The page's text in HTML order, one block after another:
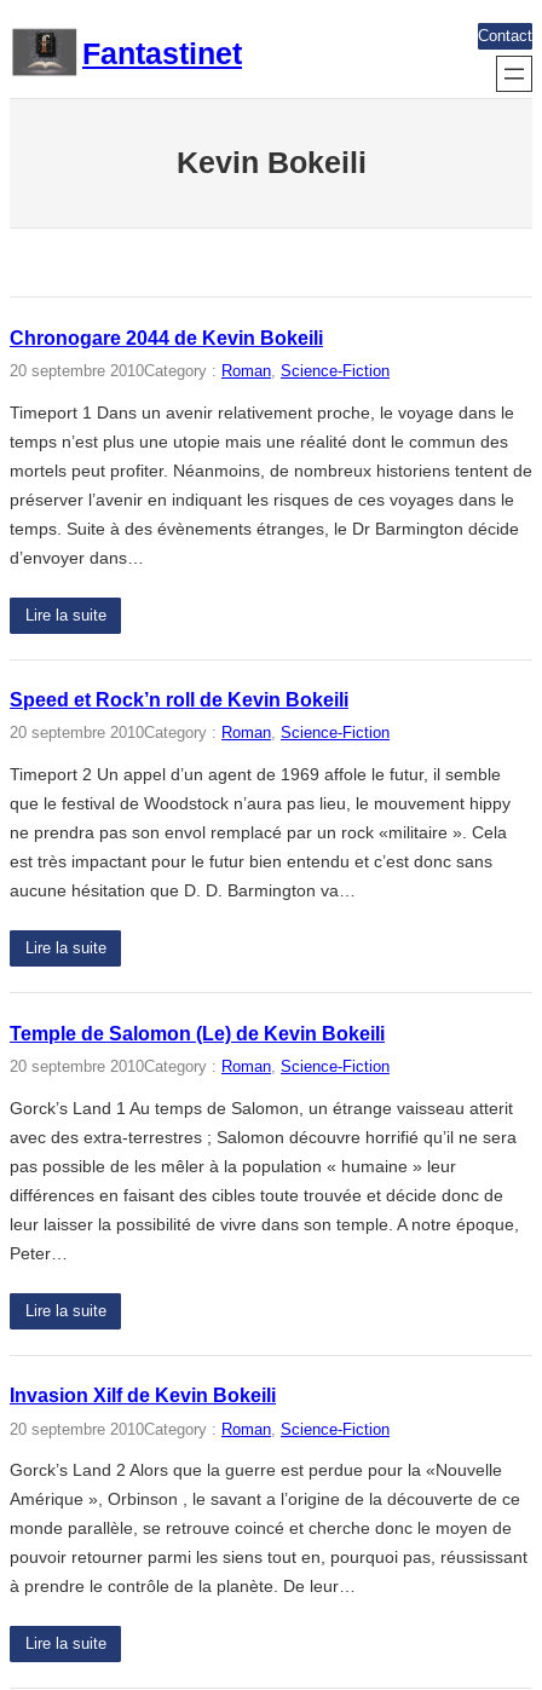
contenu
Fantastinet
Contact
Kevin Bokeili
Chronogare 2044 de Kevin Bokeili
20 septembre 2010Category : Roman, Science-Fiction
Timeport 1 Dans un avenir relativement proche, le voyage dans le
temps n’est plus une utopie mais une réalité dont le commun des
mortels peut profiter. Néanmoins, de nombreux historiens tentent de
préserver l’avenir en indiquant les risques de ces voyages dans le
temps. Suite à des évènements étranges, le Dr Barmington décide
d’envoyer dans…
Lire la suite
Speed et Rock’n roll de Kevin Bokeili
20 septembre 2010Category : Roman, Science-Fiction
Timeport 2 Un appel d’un agent de 1969 affole le futur, il semble
que le festival de Woodstock n’aura pas lieu, le mouvement hippy
ne prendra pas son envol remplacé par un rock «militaire ». Cela
est très impactant pour le futur bien entendu et c’est donc sans
aucune hésitation que D. D. Barmington va…
Lire la suite
Temple de Salomon (Le) de Kevin Bokeili
20 septembre 2010Category : Roman, Science-Fiction
Gorck’s Land 1 Au temps de Salomon, un étrange vaisseau atterit
avec des extra-terrestres ; Salomon découvre horrifié qu’il ne sera
pas possible de les mêler à la population « humaine » leur
différences en faisant des cibles toute trouvée et décide donc de
leur laisser la possibilité de vivre dans son temple. A notre époque,
Peter…
Lire la suite
Invasion Xilf de Kevin Bokeili
20 septembre 2010Category : Roman Science-Fiction
Gorck’s Land 2 Alors que la guerre est perdue pour la «Nouvelle
Amérique », Orbinson , le savant a l’origine de la découverte de ce
monde parallèle, se retrouve coincé et cherche donc le moyen de
pouvoir retourner parmi les siens tout en, pourquoi pas, réussissant
à prendre le contrôle de la planète. De leur…
Lire la suite